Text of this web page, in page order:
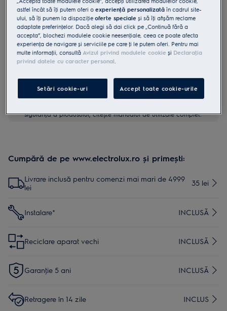
SET asigură că ai întotdeauna durata precisă pentru gătit.
Curățare fără efort, datorită unei suprafețe poroase catalitice
speciale.
Instrucţiunile de siguranţă și avertismentele de siguranţă
conform regulamentului UE 2023/988 sunt enumerate în
siguranţă a produsului, citește manualul de utilizare complet.
Cumpără de pe www.electrolux.ro și primești:
Livrare inclusă pentru comenzi mai mari de 4999
lei
35 lei
Instalare* INCLUSĂ
Reciclare aparat vechi INCLUSĂ
Garanţie 5 ani INCLUSĂ
Retragere în 14 zile INCLUS
astfel încât să îţi putem oferi oexperienţă personalizată în cadrul site-
ului, să îţi punem la dispoziţieoferte speciale și să îţi afișăm reclame
adaptate preferinţelor. Dacă alegi să dai click pe „Continuă fără a
accepta”, blochezi modulele cookie neesenţiale, ceea ce poate afecta
experienţa de navigare și serviciile pe care ţi le putem oferi. Pentru mai
multe informaţii, consultă Avizul privind modulele cookie și Declaraţia
privind datele cu caracter personal.
Setări cookie-uri Accept toate cookie-urile